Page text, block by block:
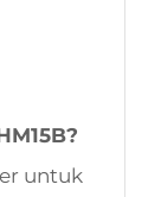
untuk